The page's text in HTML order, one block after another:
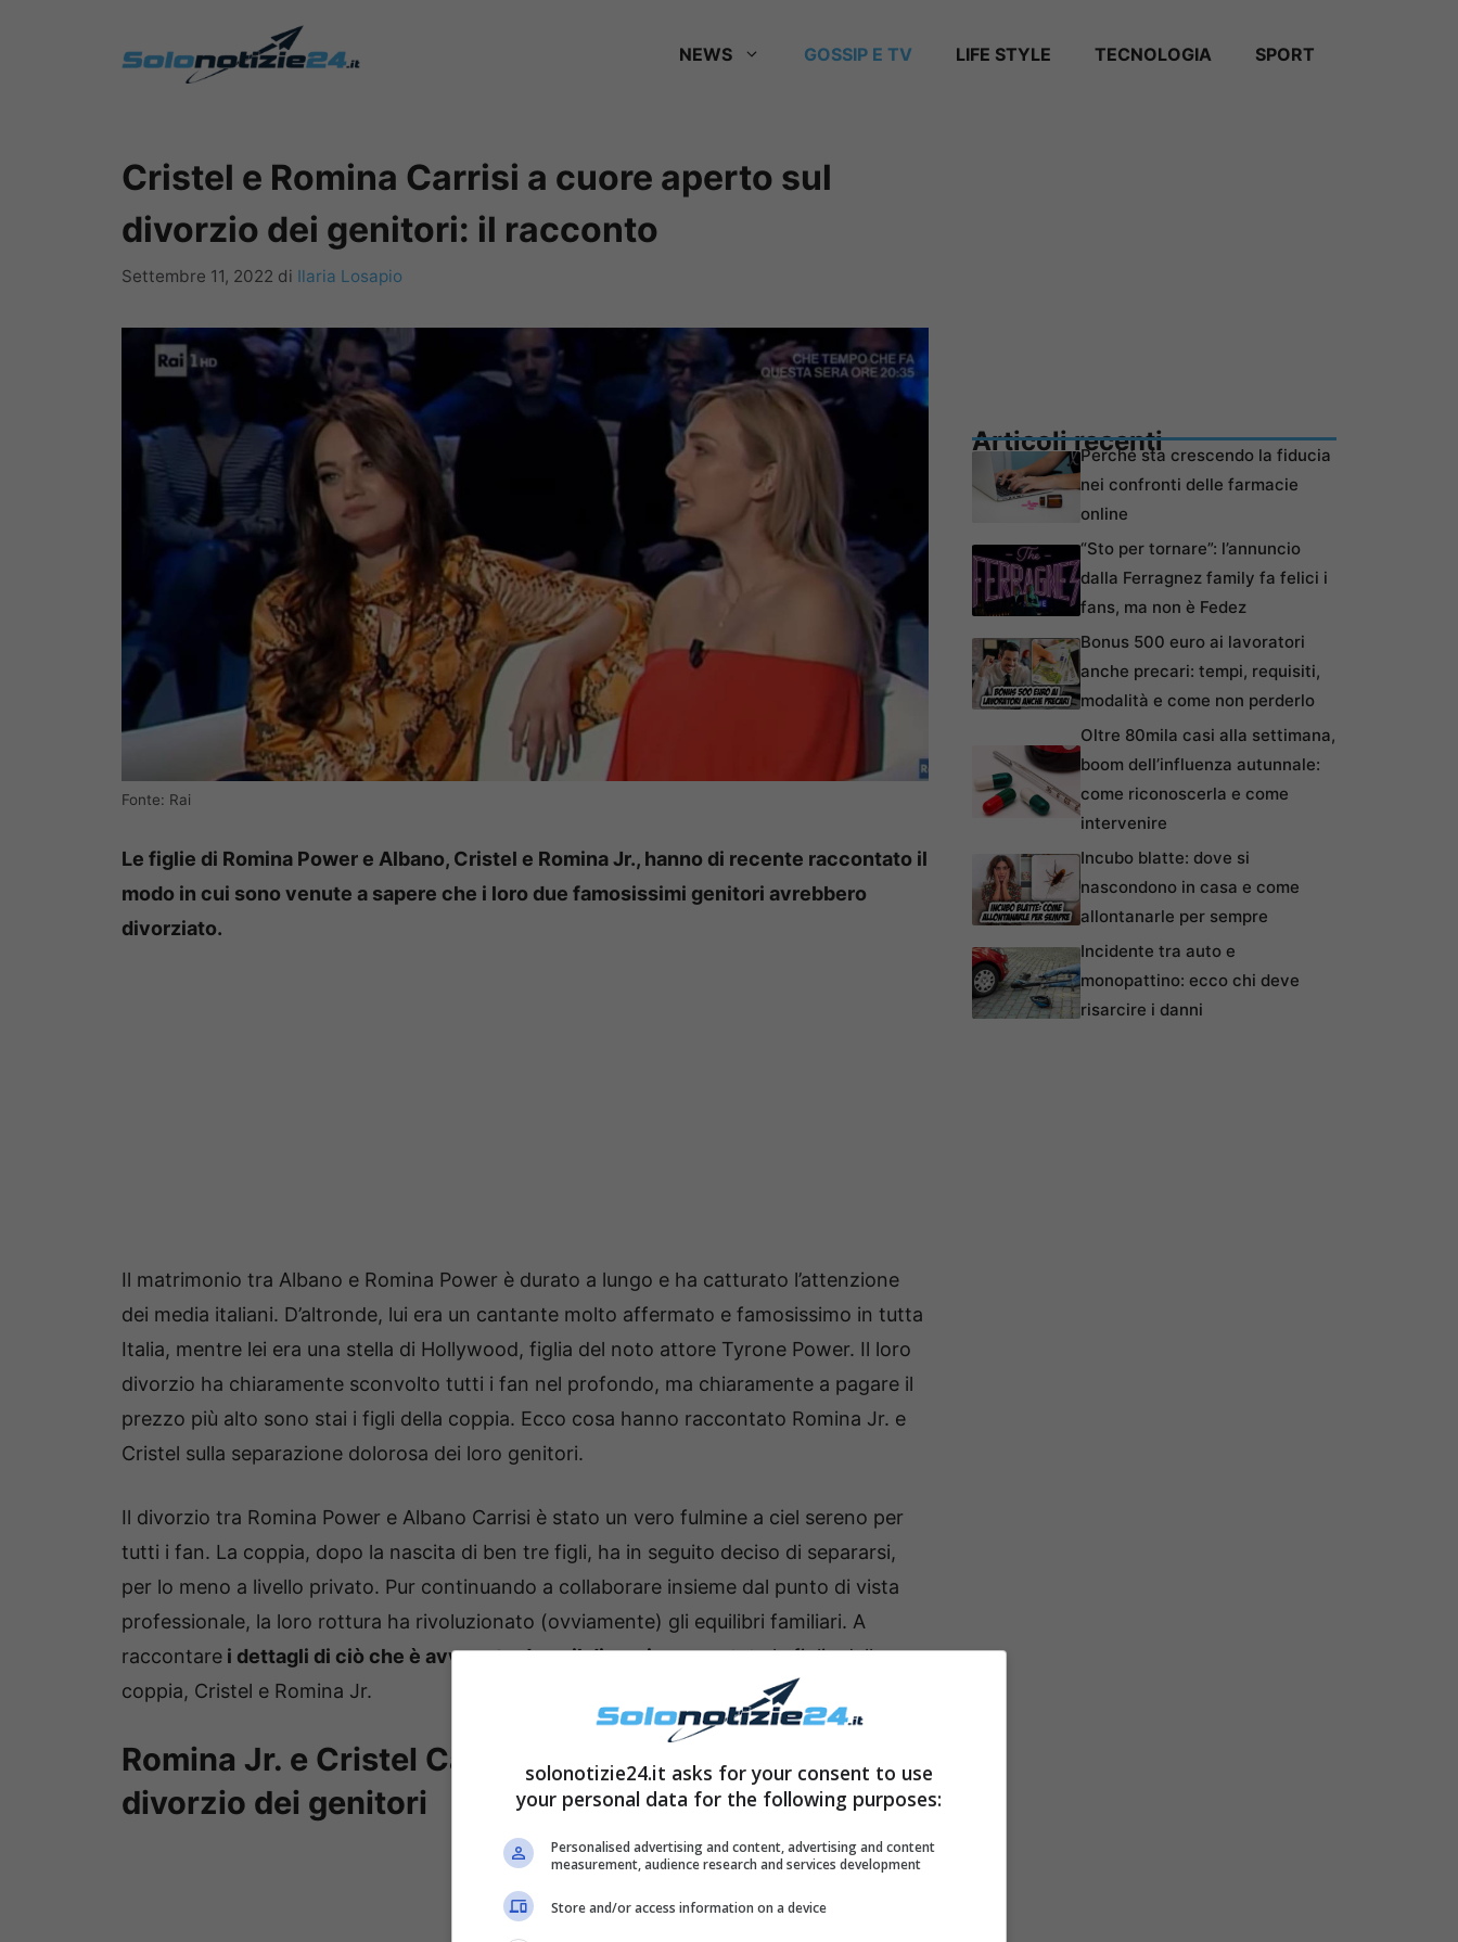
NEWS GOSSIP E TV LIFE STYLE TECNOLOGIA SPORT
Cristel e Romina Carrisi a cuore aperto sul
divorzio dei genitori: il racconto
Settembre 11, 2022 di Ilaria Losapio
Fonte: Rai
Le figlie di Romina Power e Albano, Cristel e Romina Jr., hanno di recente raccontato il
modo in cui sono venute a sapere che i loro due famosissimi genitori avrebbero
divorziato.
Il matrimonio tra Albano e Romina Power è durato a lungo e ha catturato l’attenzione
dei media italiani. D’altronde, lui era un cantante molto affermato e famosissimo in tutta
Italia, mentre lei era una stella di Hollywood, figlia del noto attore Tyrone Power. Il loro
divorzio ha chiaramente sconvolto tutti i fan nel profondo, ma chiaramente a pagare il
prezzo più alto sono stai i figli della coppia. Ecco cosa hanno raccontato Romina Jr. e
Cristel sulla separazione dolorosa dei loro genitori.
Il divorzio tra Romina Power e Albano Carrisi è stato un vero fulmine a ciel sereno per
tutti i fan. La coppia, dopo la nascita di ben tre figli, ha in seguito deciso di separarsi,
per lo meno a livello privato. Pur continuando a collaborare insieme dal punto di vista
professionale, la loro rottura ha rivoluzionato (ovviamente) gli equilibri familiari. A
raccontare i dettagli di ciò che è avvenuto dopo il divorziosono state le figlie della ex
coppia, Cristel e Romina Jr.
Romina Jr. e Cristel Carrisi a cuore aperto sul
divorzio dei genitori
Articoli recentiPerché sta crescendo la fiducia
nei confronti delle farmacie
online
“Sto per tornare”: l’annuncio
dalla Ferragnez family fa felici i
fans, ma non è Fedez
Bonus 500 euro ai lavoratori
anche precari: tempi, requisiti,
modalità e come non perderlo
Oltre 80mila casi alla settimana,
boom dell’influenza autunnale:
come riconoscerla e come
intervenire
Incubo blatte: dove si
nascondono in casa e come
allontanarle per sempre
Incidente tra auto e
monopattino: ecco chi deve
risarcire i danni
solonotizie24.it asks for your consent to use
your personal data for the following purposes:
Personalised advertising and content, advertising and content
measurement, audience research and services development
Store and/or access information on a device